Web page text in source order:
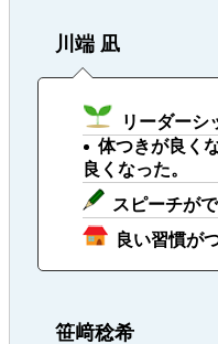
川端 凪
リーダーシ
体つきが良く
良くなった。
スピーチが
良い習慣が
笹﨑稔希